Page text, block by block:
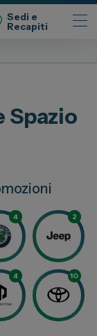
Sedi e
Recapiti
Spazio
4 2
4 10